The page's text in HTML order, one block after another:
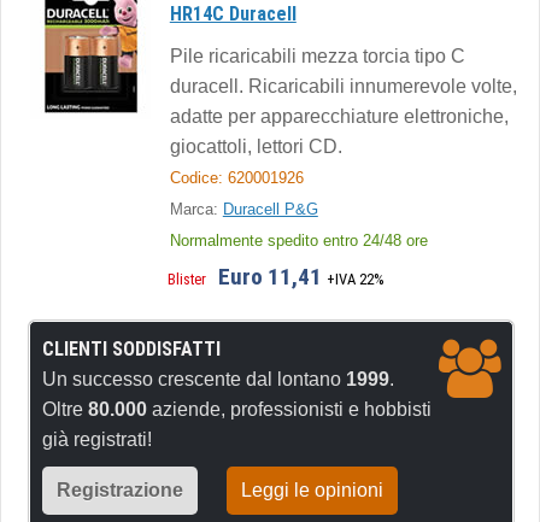
HR14C Duracell
Pile ricaricabili mezza torcia tipo C
duracell. Ricaricabili innumerevole volte,
adatte per apparecchiature elettroniche,
giocattoli, lettori CD.
Codice: 620001926
Marca: Duracell P&G
Normalmente spedito entro 24/48 ore
Blister Euro 11,41 +IVA 22%
CLIENTI SODDISFATTI
Un successo crescente dal lontano 1999.
Oltre 80.000 aziende, professionisti e hobbisti
già registrati!
Registrazione Leggi le opinioni